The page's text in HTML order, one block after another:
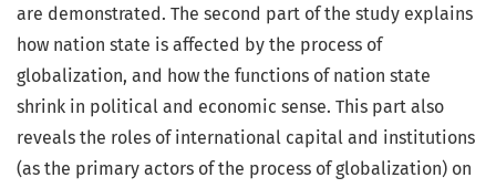
are demonstrated. The second part of the study explains
how nation state is affected by the process of
globalization, and how the functions of nation state
shrink in political and economic sense. This part also
reveals the roles of international capital and institutions
(as the primary actors of the process of globalization) on